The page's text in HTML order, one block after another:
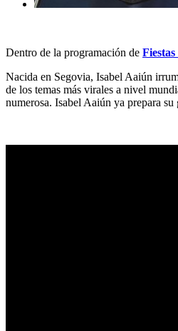
Dentro de la programación de
Nacida en Segovia, Isabel Aaiún
de los temas más virales a nivel
numerosa. Isabel Aaiún ya prepara